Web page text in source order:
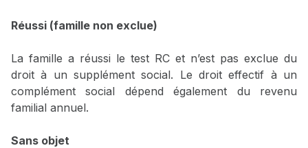
Réussi (famille non exclue)
La famille a réussi le test RC et n’est pas exclue du
droit à un supplément social. Le droit effectif à un
complément social dépend également du revenu
familial annuel.
Sans objet